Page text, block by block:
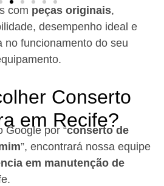
com peças originais,
desempenho ideal e
no funcionamento do seu
Conserto
em Recife?​
Google por “conserto de
”, encontrará nossa equipe
em manutenção de